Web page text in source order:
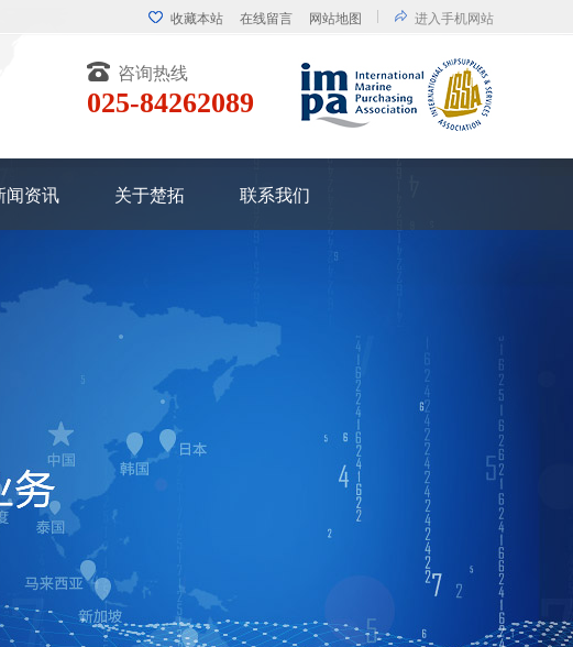
进入手机网站
收藏本站 在线留言 网站地图
咨询热线
025-84262089
闻资讯 关于楚拓 联系我们